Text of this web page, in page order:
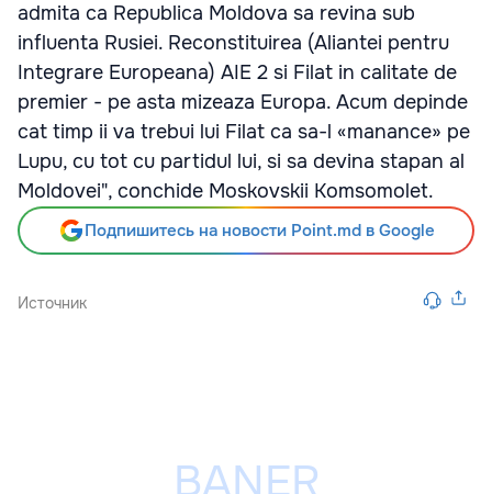
admita ca Republica Moldova sa revina sub
influenta Rusiei. Reconstituirea (Aliantei pentru
Integrare Europeana) AIE 2 si Filat in calitate de
premier - pe asta mizeaza Europa. Acum depinde
cat timp ii va trebui lui Filat ca sa-l «manance» pe
Lupu, cu tot cu partidul lui, si sa devina stapan al
Moldovei", conchide Moskovskii Komsomolet.
Подпишитесь на новости Point.md в Google
Источник